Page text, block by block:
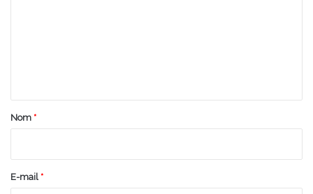
a
e
Nom *
E-mail *